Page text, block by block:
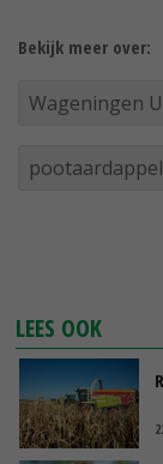
Bekijk meer over:
Wageningen
LEES OOK